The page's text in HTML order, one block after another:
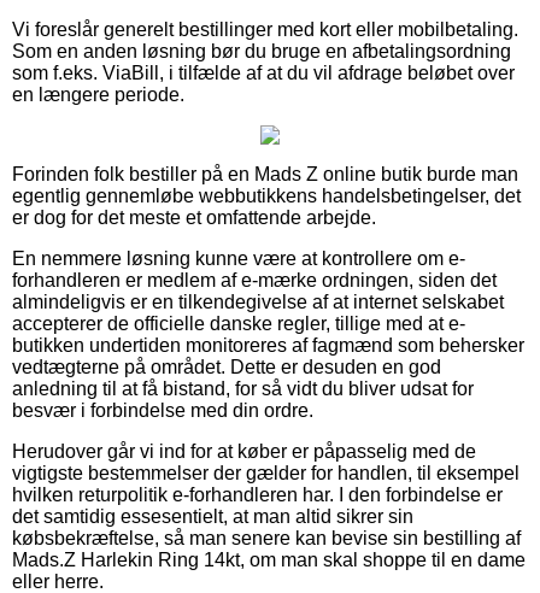
Vi foreslår generelt bestillinger med kort eller mobilbetaling.
Som en anden løsning bør du bruge en afbetalingsordning
som f.eks. ViaBill, i tilfælde af at du vil afdrage beløbet over
en længere periode.
Forinden folk bestiller på en Mads Z online butik burde man
egentlig gennemløbe webbutikkens handelsbetingelser, det
er dog for det meste et omfattende arbejde.
En nemmere løsning kunne være at kontrollere om e-
forhandleren er medlem af e-mærke ordningen, siden det
almindeligvis er en tilkendegivelse af at internet selskabet
accepterer de officielle danske regler, tillige med at e-
butikken undertiden monitoreres af fagmænd som behersker
vedtægterne på området. Dette er desuden en god
anledning til at få bistand, for så vidt du bliver udsat for
besvær i forbindelse med din ordre.
Herudover går vi ind for at køber er påpasselig med de
vigtigste bestemmelser der gælder for handlen, til eksempel
hvilken returpolitik e-forhandleren har. I den forbindelse er
det samtidig essesentielt, at man altid sikrer sin
købsbekræftelse, så man senere kan bevise sin bestilling af
Mads.Z Harlekin Ring 14kt, om man skal shoppe til en dame
eller herre.